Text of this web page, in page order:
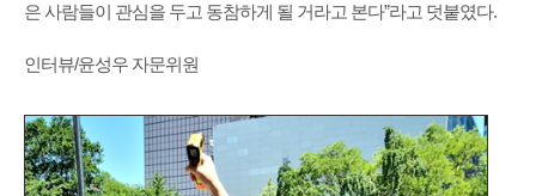
은 사람들이 관심을 두고 동참하게 될 거라고 본다”라고 덧붙였다.
인터뷰/윤성우 자문위원